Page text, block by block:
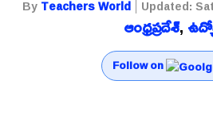
ByTeachers World Updated:
ఆంధ్రప్రదేశ్,
Follow on